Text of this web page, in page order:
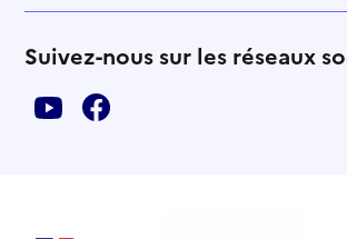
Suivez-nous sur les réseaux